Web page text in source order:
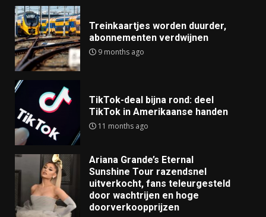
Treinkaartjes worden duurder,
abonnementen verdwijnen
9 months ago
TikTok-deal bijna rond: deel
TikTok in Amerikaanse handen
11 months ago
Ariana Grande’s Eternal
Sunshine Tour razendsnel
uitverkocht, fans teleurgesteld
door wachtrijen en hoge
doorverkoopprijzen